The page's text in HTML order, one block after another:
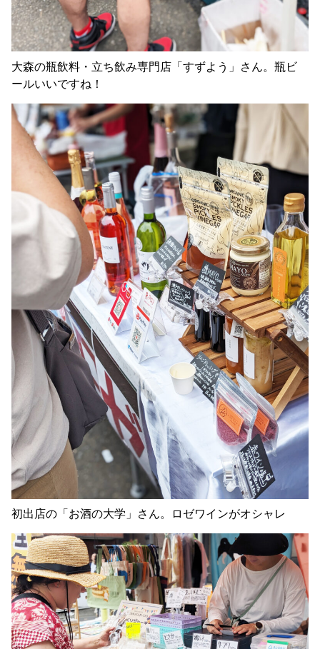
大森の瓶飲料・立ち飲み専門店「すずよう」さん。瓶ビ
ールいいですね！
初出店の「お酒の大学」さん。ロゼワインがオシャレ